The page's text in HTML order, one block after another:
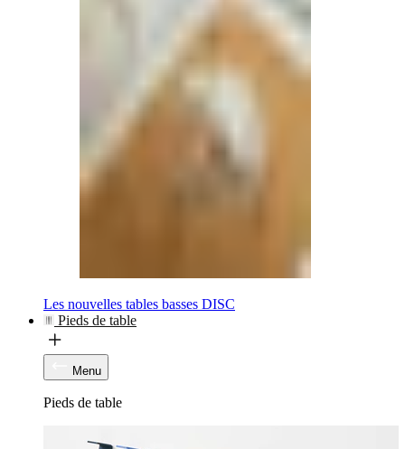
Les nouvelles tables basses DISC
Pieds de table
Menu
Pieds de table